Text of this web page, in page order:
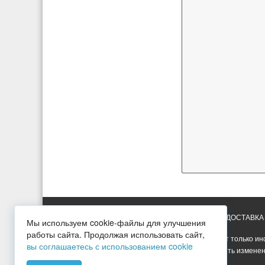
Вся представленная на сайте информация носит только
Опубликованная на сайте информация может быть
Мы используем cookie-файлы для улучшения
работы сайта. Продолжая использовать сайт,
вы соглашаетесь с использованием cookie